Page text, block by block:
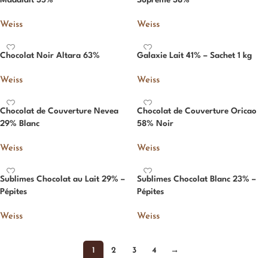
Weiss Weiss
Chocolat Noir Altara 63%
Weiss
Galaxie Lait 41% – Sachet 1 kg
Weiss
Chocolat de Couverture Nevea
29% Blanc
Weiss
Chocolat de Couverture Oricao
58% Noir
Weiss
Sublimes Chocolat au Lait 29% –
Pépites
Weiss
Sublimes Chocolat Blanc 23% –
Pépites
Weiss
1 2 3 4 →